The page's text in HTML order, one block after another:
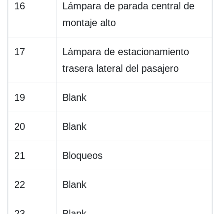
16
Lámpara de parada central de
montaje alto
17
Lámpara de estacionamiento
trasera lateral del pasajero
19 Blank
20 Blank
21 Bloqueos
22 Blank